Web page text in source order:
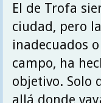
El de Trofa
ciudad, pero
inadecuados
campo, ha
objetivo. Solo
allá donde